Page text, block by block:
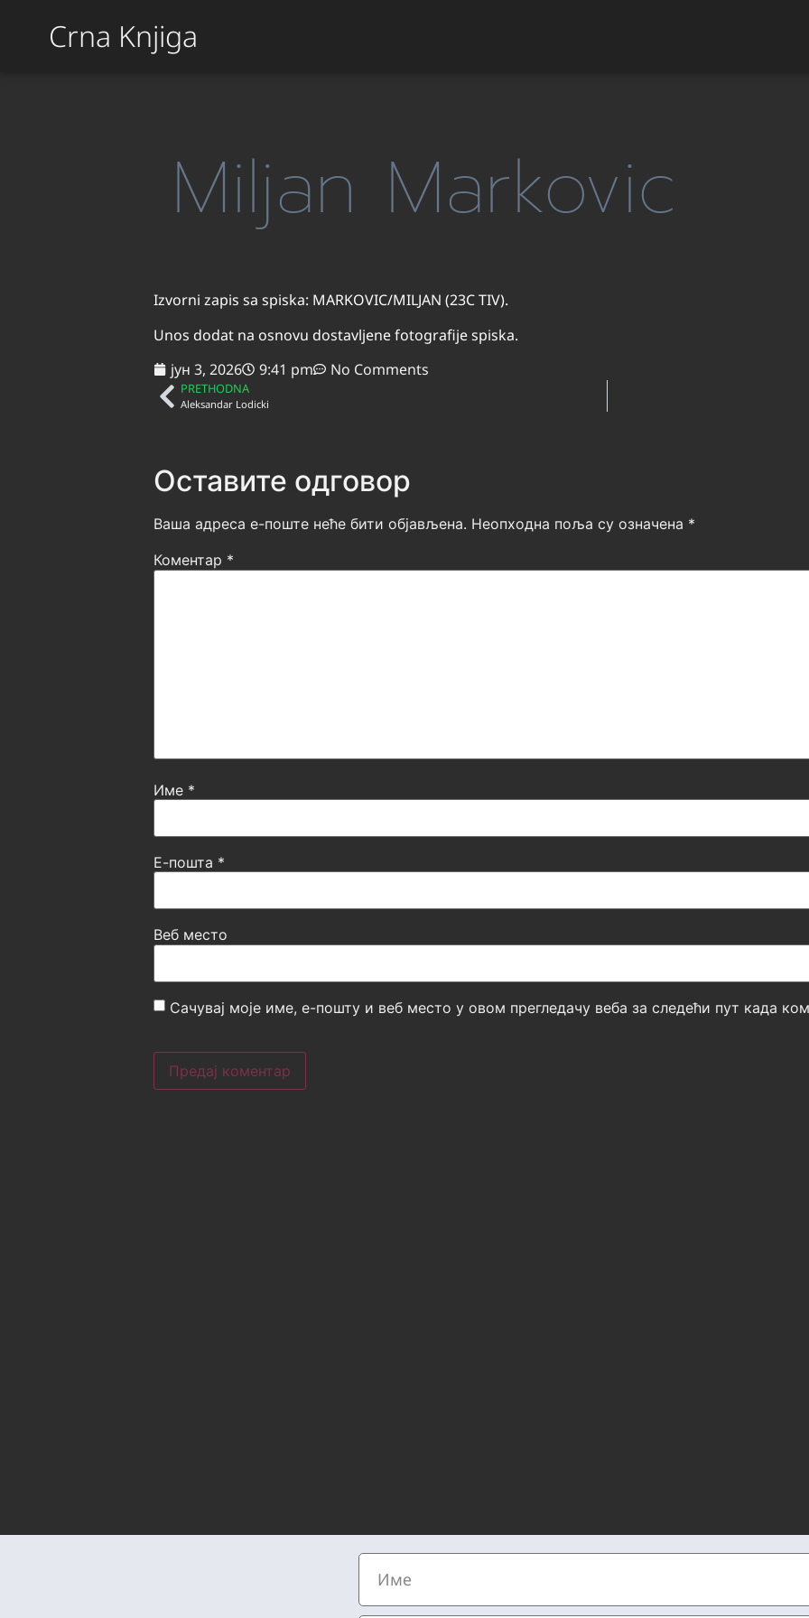
Crna Knjiga
Miljan Markovic
Izvorni zapis sa spiska: MARKOVIC/MILJAN (23C TIV).
Unos dodat na osnovu dostavljene fotografije spiska.
јун 3, 2026
9:41 pm No Comments
PRETHODNA
Aleksandar Lodicki
Оставите одговор
Ваша адреса е-поште неће бити објављена. Неопходна поља су означена *
Коментар *
Име *
Е-пошта *
Веб место
Сачувај моје име, е-пошту и веб место у овом прегледачу веба за следећи пут када